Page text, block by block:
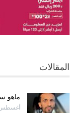
المقالات
ماهو
أغسطس 9,